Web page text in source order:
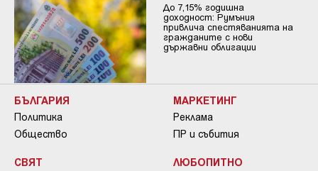
До 7,15% годишна
доходност: Румъния
привлича спестяванията на
гражданите с нови
държавни облигации
БЪЛГАРИЯ
Политика
Общество
СВЯТ
МАРКЕТИНГ
Реклама
ПР и събития
ЛЮБОПИТНО